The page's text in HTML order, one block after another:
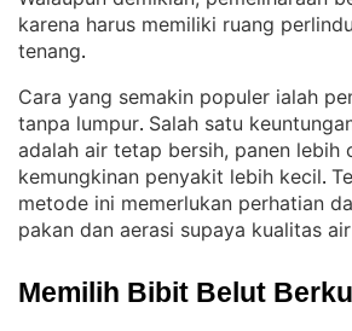
karena harus memiliki ruang
tenang.
Cara yang semakin populer ialah
tanpa lumpur. Salah satu
adalah air tetap bersih, panen lebih
kemungkinan penyakit lebih kecil.
metode ini memerlukan perhatian
pakan dan aerasi supaya kualitas
Memilih Bibit Belut